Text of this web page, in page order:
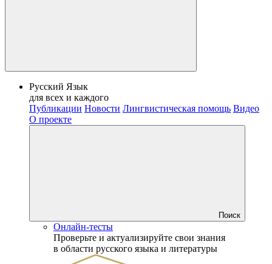
Русский Язык
для всех и каждого
Публикации Новости Лингвистическая помощь Видео
О проекте
Поиск
Онлайн-тесты
Проверьте и актуализируйте свои знания
в области русского языка и литературы